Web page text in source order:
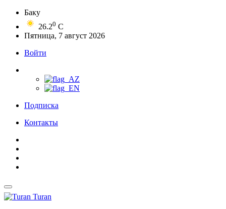
Баку
26.20 C
Пятница, 7 август 2026
Войти
Подписка
Контакты
Turan